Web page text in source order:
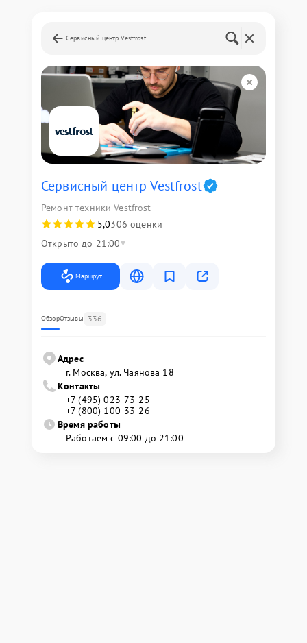
Сервисный центр Vestfrost
Сервисный центр Vestfrost
Ремонт техники Vestfrost
5,0306 оценки
Открыто до 21:00
Маршрут
ОбзорОтзывы 336
Адрес
г. Москва, ул. Чаянова 18
Контакты
+7 (495) 023-73-25
+7 (800) 100-33-26
Время работы
Работаем с 09:00 до 21:00